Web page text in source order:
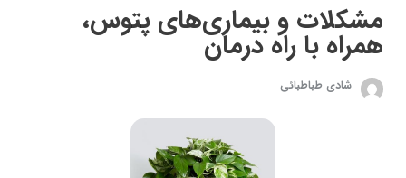
مشکلات و بیماری‌های پتوس،
همراه با راه درمان
شادی طباطبائی